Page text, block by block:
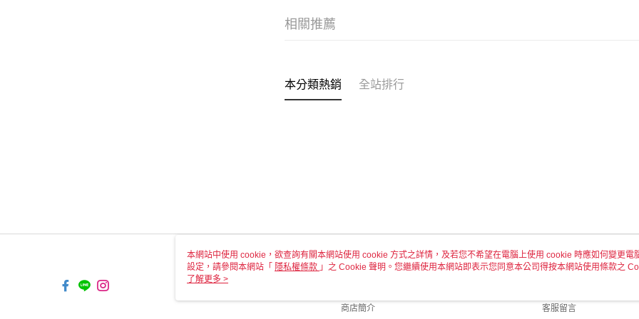
免運費
相關推薦
本分類熱銷 全站排行
關於我們
商店簡介
客服資訊
客服留言
本網站中使用 cookie，欲查詢有關本網站使用 cookie 方式之詳情，及若您不希望在電腦上使用 cookie 時應如何變更電
設定，請參閱本網站「 隱私權條款 」之 Cookie 聲明。您繼續使用本網站即表示您同意本公司得按本網站使用條款之
使用 cookie。
了解更多 >